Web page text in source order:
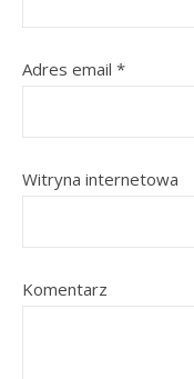
Adres email *
Witryna internetowa
Komentarz